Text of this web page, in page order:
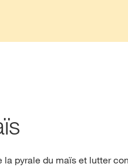
pyrale du maïs et lutter